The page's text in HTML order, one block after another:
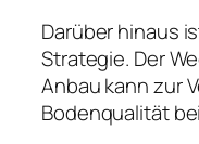
Darüber hinaus
Strategie. Der
Anbau kann zur
Bodenqualität